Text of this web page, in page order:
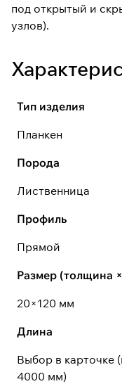
под открытый и
узлов).
Тип изделия
Планкен
Порода
Лиственница
Профиль
Прямой
Размер (толщина
20×120 мм
Длина
Выбор в карточке
4000 мм)